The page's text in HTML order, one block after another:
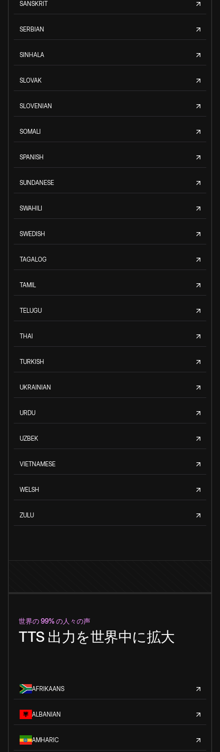
SANSKRIT
SERBIAN
SINHALA
SLOVAK
SLOVENIAN
SOMALI
SPANISH
SUNDANESE
SWAHILI
SWEDISH
TAGALOG
TAMIL
TELUGU
THAI
TURKISH
UKRAINIAN
URDU
UZBEK
VIETNAMESE
WELSH
ZULU
世界の 99% の人々の声
TTS 出力を世界中に拡大
AFRIKAANS
ALBANIAN
AMHARIC